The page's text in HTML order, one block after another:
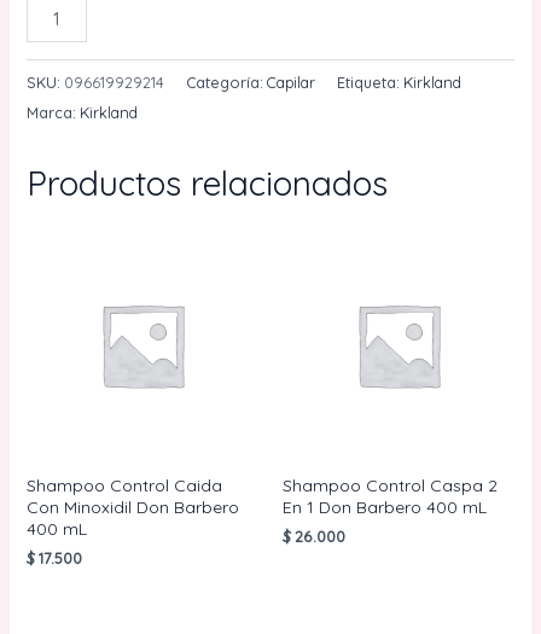
Minoxidil
5%
Kirkland
Por
mL
SKU: 096619929214 Categoría: Capilar Etiqueta: Kirkland
Marca: Kirkland
Productos relacionados
Shampoo Control Caida
Con Minoxidil Don Barbero
400 mL
$17.500
Shampoo Control Caspa 2
En 1 Don Barbero 400 mL
$26.000